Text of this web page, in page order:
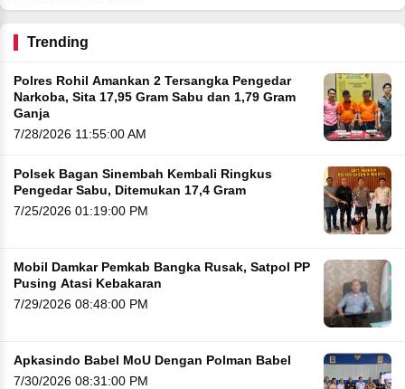
Trending
Polres Rohil Amankan 2 Tersangka Pengedar
Narkoba, Sita 17,95 Gram Sabu dan 1,79 Gram
Ganja
7/28/2026 11:55:00 AM
Polsek Bagan Sinembah Kembali Ringkus
Pengedar Sabu, Ditemukan 17,4 Gram
7/25/2026 01:19:00 PM
Mobil Damkar Pemkab Bangka Rusak, Satpol PP
Pusing Atasi Kebakaran
7/29/2026 08:48:00 PM
Apkasindo Babel MoU Dengan Polman Babel
7/30/2026 08:31:00 PM